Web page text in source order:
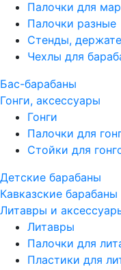
Палочки для
Палочки разные
Стенды,
Чехлы для
Бас-барабаны
Гонги, аксессуары
Гонги
Палочки для
Стойки для
Детские барабаны
Кавказские барабаны
Литавры и
Литавры
Палочки для
Пластики для